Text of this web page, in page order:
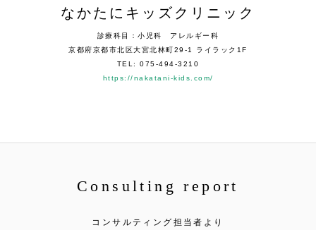
なかたにキッズクリニック
診療科目：小児科 アレルギー科
京都府京都市北区大宮北林町29-1 ライラック1F
TEL: 075-494-3210
https://nakatani-kids.com/
Consulting report
コンサルティング担当者より